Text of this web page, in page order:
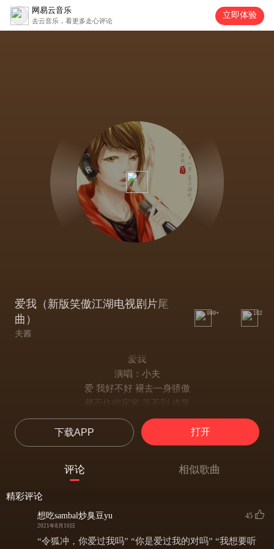
网易云音乐
去云音乐，看更多走心评论
立即体验
爱我（新版笑傲江湖电视剧片尾
曲）
夫酱
999+ 102
爱我
演唱：小夫
爱 我好不好 褪去一身骄傲
藏不住的寂寥 等不到 依靠
江湖浪滔滔 风雨太飘摇
贪着你的笑 忘了痛的 味道
像一团火在烧 怎么可以忘掉
十指紧扣缠绕 在月光下奔跑
藏不住的寂寥 等不到 依靠
江湖浪滔滔 风雨太飘摇
下载APP 打开
评论 相似歌曲
精彩评论
想吃sambal炒臭豆yu
2021年8月10日
45
“令狐冲，你爱过我吗” “你是爱过我的对吗” “我想要听